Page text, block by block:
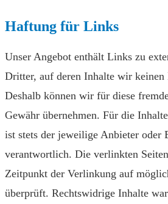
Haftung für Links
Unser Angebot enthält Links zu
Dritter, auf deren Inhalte wir keinen
Deshalb können wir für diese
Gewähr übernehmen. Für die
ist stets der jeweilige Anbieter oder
verantwortlich. Die verlinkten
Zeitpunkt der Verlinkung auf
überprüft. Rechtswidrige Inhalte